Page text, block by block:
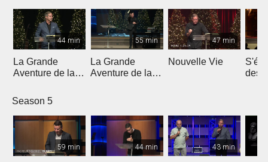
44 min
La Grande
Aventure de la
4
55 min
La Grande
Aventure de la
47 min
Nouvelle Vie
Season 5
59 min 44 min 43 min